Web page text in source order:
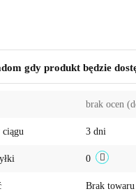
gdy produkt będzie
brak ocen
ciągu 3 dni
0
Brak towaru